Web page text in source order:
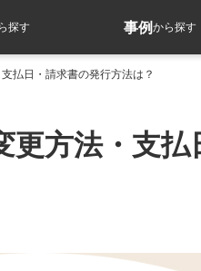
探す 事例から探す
払日・請求書の発行方法は？
更方法・支